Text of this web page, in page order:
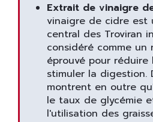
Extrait de vinaigre
vinaigre de cidre est
central des Troviran
considéré comme un
éprouvé pour
stimuler la digestion.
montrent en outre
le taux de glycémie
l'utilisation des